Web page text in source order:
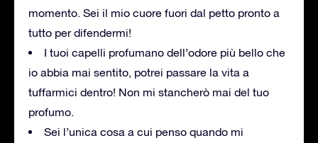
momento. Sei il mio cuore fuori dal petto pronto a
tutto per difendermi!
I tuoi capelli profumano dell’odore più bello che
io abbia mai sentito, potrei passare la vita a
tuffarmici dentro! Non mi stancherò mai del tuo
profumo.
Sei l’unica cosa a cui penso quando mi